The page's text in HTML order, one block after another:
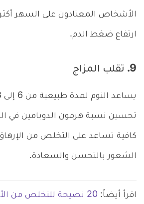
الأشخاص المعتادون على السهر
ارتفاع ضغط الدم.
9. تقلب المزاج
تحسين نسبة هرمون الدوبامين في
كافية تساعد على التخلص من
الشعور بالتحسن والسعادة.
اقرأ أيضاً: 20 نصيحة للتخلص من الأرق